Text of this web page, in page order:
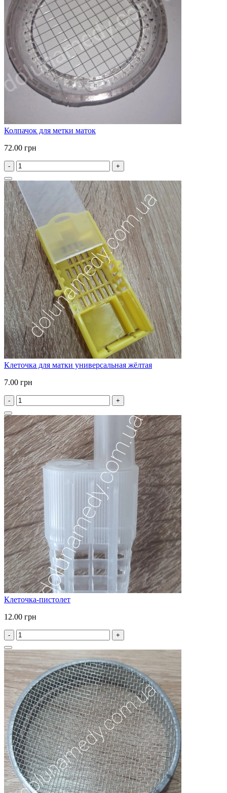
Колпачок для метки маток
72.00 грн
- +
Клеточка для матки универсальная жёлтая
7.00 грн
- +
Клеточка-пистолет
12.00 грн
- +